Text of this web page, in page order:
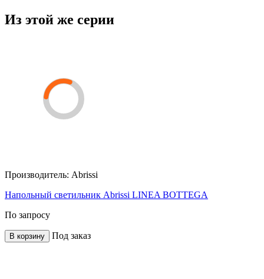
Из этой же серии
Производитель: Abrissi
Напольный светильник Abrissi LINEA BOTTEGA
По запросу
В корзину Под заказ